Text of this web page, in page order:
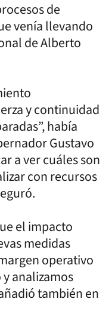
de
venía llevando
de Alberto
y continuidad
había
Gustavo
a ver cuáles son
con recursos
el impacto
medidas
operativo
analizamos
también en